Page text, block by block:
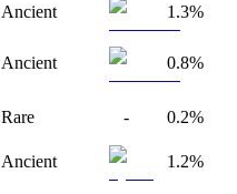
Ancient 1.3%
Ancient 0.8%
Rare - 0.2%
Ancient 1.2%